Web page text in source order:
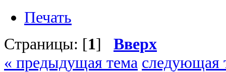
Печать
Страницы: [1] Вверх
« предыдущая тема следующая